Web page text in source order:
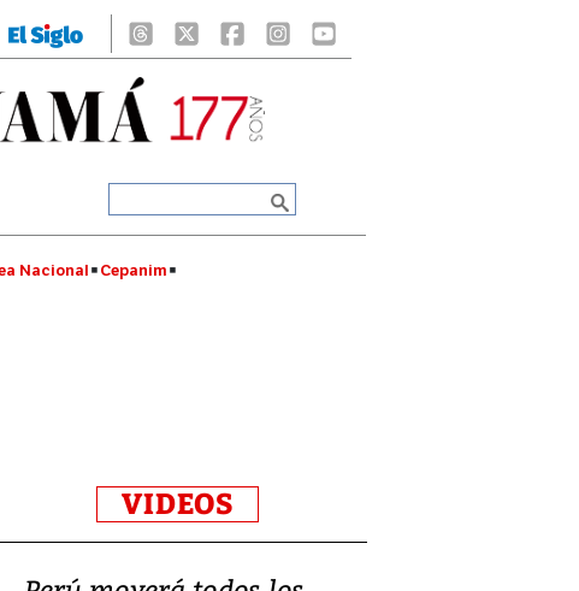
Nacional Cepanim
VIDEOS